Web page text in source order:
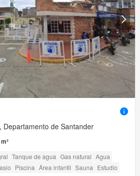
Departamento de Santander
Tanque de agua Gas natural Agua
Piscina Área infantil Sauna Estudio